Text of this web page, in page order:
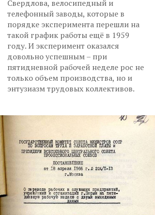
Свердлова, велосипедный и
телефонный заводы, которые в
порядке эксперимента перешли на
такой график работы ещё в 1959
году. И эксперимент оказался
довольно успешным – при
пятидневной рабочей неделе рос не
только объем производства, но и
энтузиазм трудовых коллективов.